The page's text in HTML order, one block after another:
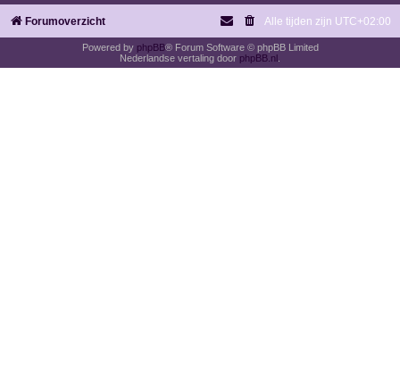
Forumoverzicht Alle tijden zijn UTC+02:00
Powered by phpBB® Forum Software © phpBB Limited
Nederlandse vertaling door phpBB.nl .